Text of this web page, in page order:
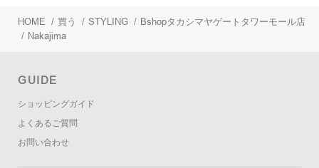
HOME / 買う / STYLING / Bshopタカシマヤゲートタワーモール店
/ Nakajima
GUIDE
ショッピングガイド
よくあるご質問
お問い合わせ